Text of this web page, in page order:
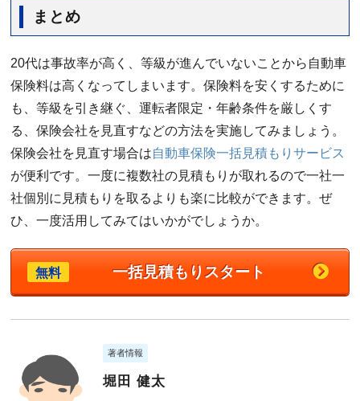
まとめ
20代は事故率が高く、等級が進んでいないことから自動車
保険料は高くなってしまいます。保険料を安くするために
も、等級を引き継ぐ、運転者限定・年齢条件を厳しくす
る、保険会社を見直すなどの方法を実施してみましょう。
保険会社を見直す場合は自動車保険一括見積もりサービス
が便利です。一度に複数社の見積もりが取れるので一社一
社個別に見積もりを取るよりも楽に比較ができます。ぜ
ひ、一度活用してみてはいかがでしょうか。
無料 一括見積もりスタート
著者情報
堀田 健太